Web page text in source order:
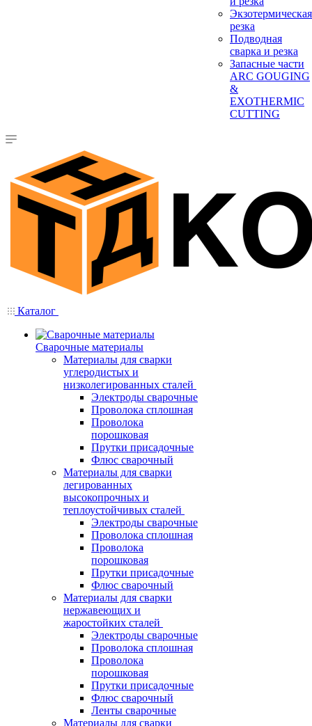
Экзотермическая
резка
Подводная
сварка и резка
Запасные части
ARC GOUGING
&
EXOTHERMIC
CUTTING
Каталог
Сварочные материалы
Материалы для сварки
углеродистых и
низколегированных сталей
Электроды сварочные
Проволока сплошная
Проволока
порошковая
Прутки присадочные
Флюс сварочный
Материалы для сварки
легированных
высокопрочных и
теплоустойчивых сталей
Электроды сварочные
Проволока сплошная
Проволока
порошковая
Прутки присадочные
Флюс сварочный
Материалы для сварки
нержавеющих и
жаростойких сталей
Электроды сварочные
Проволока сплошная
Проволока
порошковая
Прутки присадочные
Флюс сварочный
Ленты сварочные
Материалы для сварки